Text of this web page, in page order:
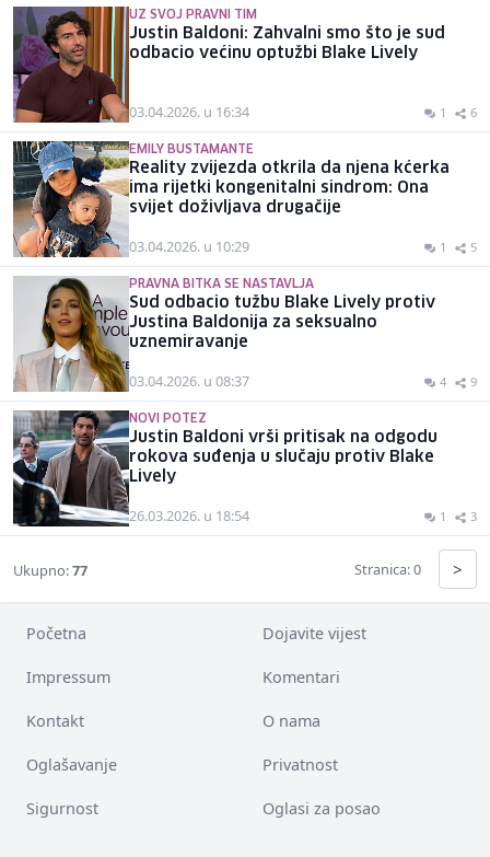
UZ SVOJ PRAVNI TIM
Justin Baldoni: Zahvalni smo što je sud
odbacio većinu optužbi Blake Lively
03.04.2026. u 16:34 1 6
EMILY BUSTAMANTE
Reality zvijezda otkrila da njena kćerka
ima rijetki kongenitalni sindrom: Ona
svijet doživljava drugačije
03.04.2026. u 10:29 1 5
PRAVNA BITKA SE NASTAVLJA
Sud odbacio tužbu Blake Lively protiv
Justina Baldonija za seksualno
uznemiravanje
03.04.2026. u 08:37 4 9
NOVI POTEZ
Justin Baldoni vrši pritisak na odgodu
rokova suđenja u slučaju protiv Blake
Lively
26.03.2026. u 18:54 1 3
Ukupno:77 Stranica: 0 >
Početna Dojavite vijest
Impressum Komentari
Kontakt O nama
Oglašavanje Privatnost
Sigurnost Oglasi za posao